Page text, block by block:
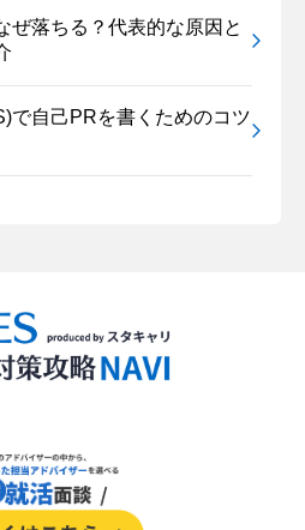
ぜ落ちる？代表的な原因と
で自己PRを書くためのコツ